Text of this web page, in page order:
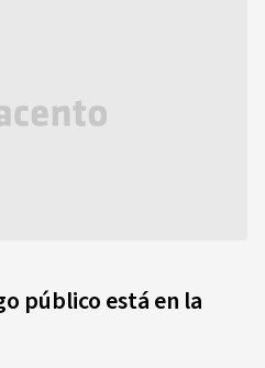
público está en la